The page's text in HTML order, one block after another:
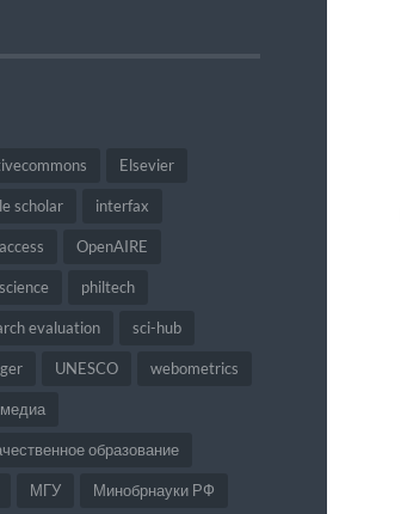
Elsevier
scholar interfax
OpenAIRE
philtech
evaluation sci-hub
UNESCO webometrics
образование
МГУ Минобрнауки РФ